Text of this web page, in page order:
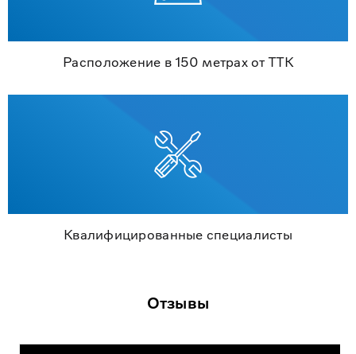
Расположение в 150 метрах от ТТК
Квалифицированные специалисты
Отзывы